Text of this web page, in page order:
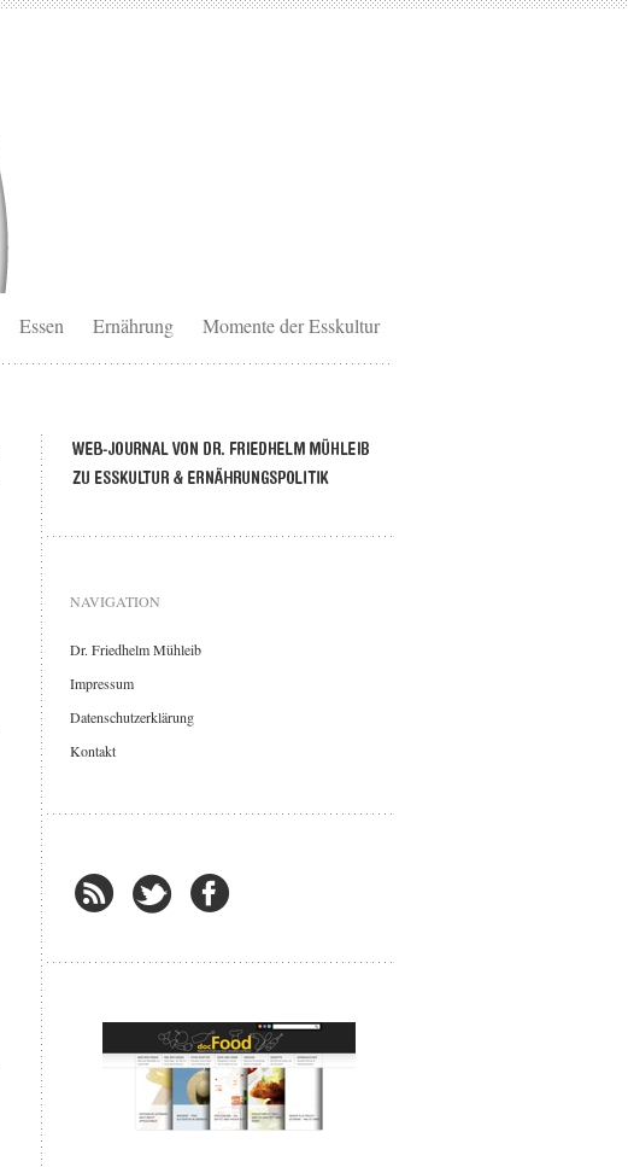
Essen Ernährung Momente der Esskultur
NAVIGATION
Dr. Friedhelm Mühleib
Impressum
Datenschutzerklärung
Kontakt